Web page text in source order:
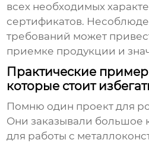
всех необходимых
сертификатов.
требований может
приемке продукции и
Практические
которые стоит
Помню один проект для
Они заказывали большое
для работы с